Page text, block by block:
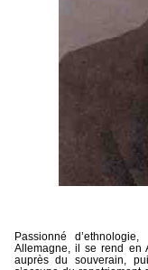
Passionné
Allemagne, il se rend en
auprès du souverain,